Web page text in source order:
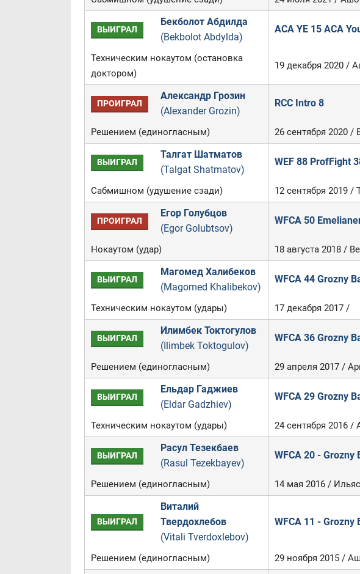
ВЫИГРАЛ
Бекболот Абдилда
(Bekbolot Abdylda)
ACA YE 15 ACA
Техническим нокаутом (остановка
доктором)
19 декабря 2020 /
ПРОИГРАЛ
Александр Грозин
(Alexander Grozin)
RCC Intro 8
Решением (единогласным) 26 сентября 2020 /
ВЫИГРАЛ
Талгат Шатматов
(Talgat Shatmatov)
WEF 88 ProfFight
Сабмишном (удушение сзади) 12 сентября 2019 /
ПРОИГРАЛ
Егор Голубцов
(Egor Golubtsov)
WFCA 50
Нокаутом (удар) 18 августа 2018 /
ВЫИГРАЛ
Магомед Халибеков
(Magomed Khalibekov)
WFCA 44 Grozny
Техническим нокаутом (удары) 17 декабря 2017 /
ВЫИГРАЛ
Илимбек Токтогулов
(Ilimbek Toktogulov)
WFCA 36 Grozny
Решением (единогласным) 29 апреля 2017 /
ВЫИГРАЛ
Ельдар Гаджиев
(Eldar Gadzhiev)
WFCA 29 Grozny
Техническим нокаутом (удары) 24 сентября 2016 /
ВЫИГРАЛ
Расул Тезекбаев
(Rasul Tezekbayev)
WFCA 20 - Grozny
Решением (единогласным) 14 мая 2016 /
ВЫИГРАЛ
Виталий
Твердохлебов
(Vitali Tverdoxlebov)
WFCA 11 - Grozny
Решением (единогласным) 29 ноября 2015 /